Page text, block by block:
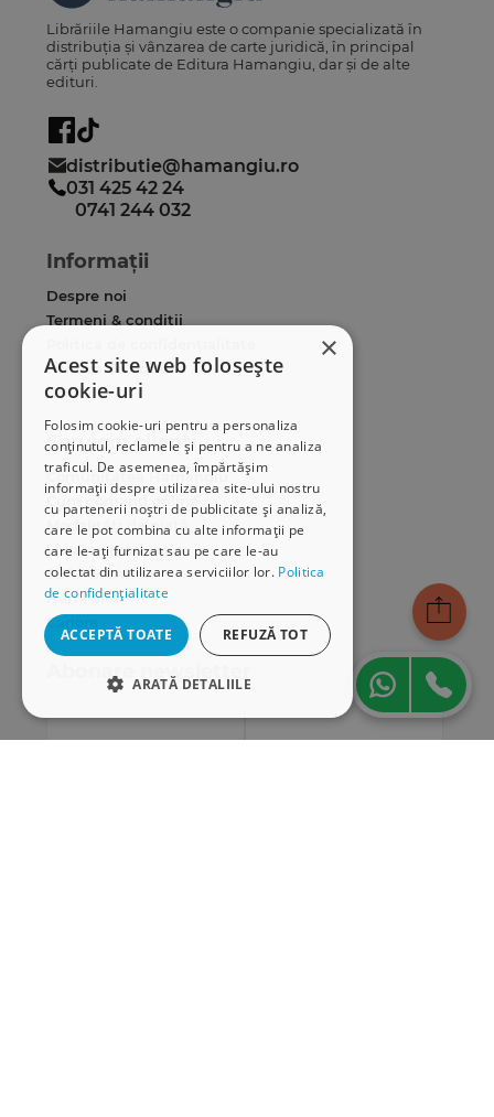
×
Acest site web folosește
cookie-uri
Folosim cookie-uri pentru a personaliza
conținutul, reclamele și pentru a ne analiza
traficul. De asemenea, împărtășim
informații despre utilizarea site-ului nostru
cu partenerii noștri de publicitate și analiză,
care le pot combina cu alte informații pe
care le-ați furnizat sau pe care le-au
colectat din utilizarea serviciilor lor. Politica
de confidențialitate
ACCEPTĂ TOATE REFUZĂ TOT
ARATĂ DETALIILE
Librăriile Hamangiu este o companie specializată în
distribuția și vânzarea de carte juridică, în principal
cărți publicate de Editura Hamangiu, dar și de alte
edituri.
distributie@hamangiu.ro
031 425 42 24
0741 244 032
Informații
Despre noi
Termeni & condiții
Politica de cookies
ANPC
Serviciu clienți
Comunitatea Hamangiu
Cum comand online
Modalități de plată
Livrarea produselor
SEAP/SICAP
Hartă site
Cariere
Abonare newsletter